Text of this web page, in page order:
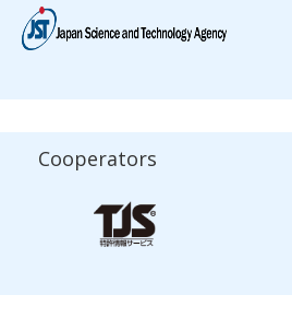
Cooperators